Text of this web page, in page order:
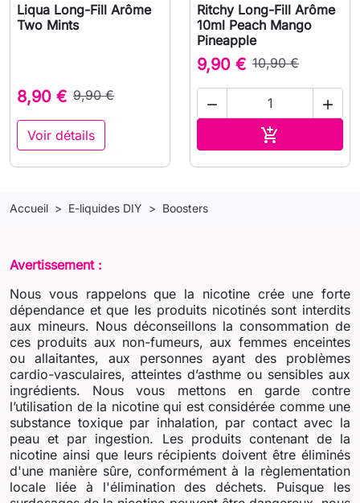
Liqua Long-Fill Arôme
Two Mints
8,90 € 9,90 €
Voir détails
Ritchy Long-Fill Arôme
10ml Peach Mango
Pineapple
9,90 € 10,90 €
 

Accueil E-liquides DIY Boosters
Avertissement :
Nous vous rappelons que la nicotine crée une forte
dépendance et que les produits nicotinés sont interdits
aux mineurs. Nous déconseillons la consommation de
ces produits aux non-fumeurs, aux femmes enceintes
ou allaitantes, aux personnes ayant des problèmes
cardio-vasculaires, atteintes d’asthme ou sensibles aux
ingrédients. Nous vous mettons en garde contre
l’utilisation de la nicotine qui est considérée comme une
substance toxique par inhalation, par contact avec la
peau et par ingestion. Les produits contenant de la
nicotine ainsi que leurs récipients doivent être éliminés
d'une manière sûre, conformément à la règlementation
locale liée à l'élimination des déchets. Puisque les